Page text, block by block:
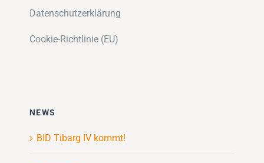
Datenschutzerklärung
Cookie-Richtlinie (EU)
NEWS
BID Tibarg IV kommt!